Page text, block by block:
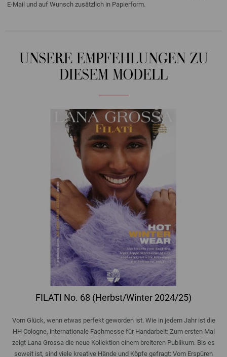
E-Mail und auf Wunsch zusätzlich in Papierform.
UNSERE EMPFEHLUNGEN ZU
DIESEM MODELL
FILATI No. 68 (Herbst/Winter 2024/25)
Vom Glück, wenn etwas perfekt geworden ist. Wie in jedem Jahr ist die
HH Cologne, internationale Fachmesse für Handarbeit: Zum ersten Mal
zeigt Lana Grossa die neue Kollektion einem breiteren Publikum. Bis es
soweit ist, sind viele kreative Hände und Köpfe gefragt: Vom Erspüren